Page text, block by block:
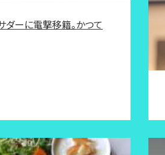
ダーに電撃移籍。かつて